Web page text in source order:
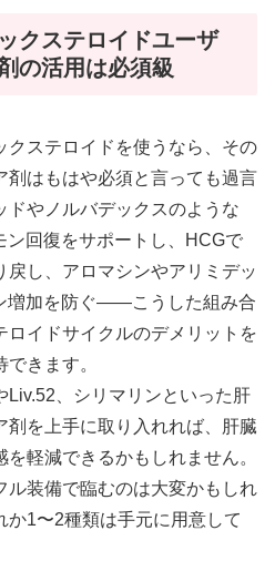
クステロイドユーザ
の活用は必須級
クステロイドを使うなら、その
剤はもはや必須と言っても過言
ドやノルバデックスのような
ン回復をサポートし、HCGで
し、アロマシンやアリミデッ
増加を防ぐ——こうした組み合
ロイドサイクルのデメリットを
きます。
Liv.52、シリマリンといった肝
剤を上手に取り入れれば、肝臓
軽減できるかもしれません。
ル装備で臨むのは大変かもしれ
か1〜2種類は手元に用意して